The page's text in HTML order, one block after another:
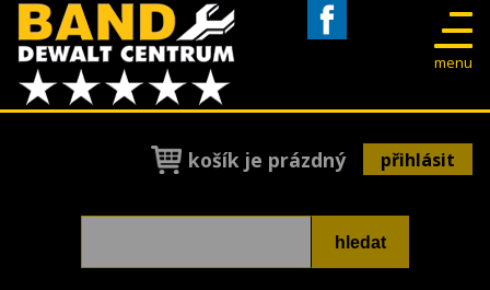
menu
košík je prázdný přihlásit